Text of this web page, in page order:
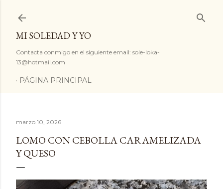
MI SOLEDAD Y YO
Contacta conmigo en el siguiente email: sole-loka-
13@hotmail.com
PÁGINA PRINCIPAL
marzo 10, 2026
LOMO CON CEBOLLA CARAMELIZADA
Y QUESO